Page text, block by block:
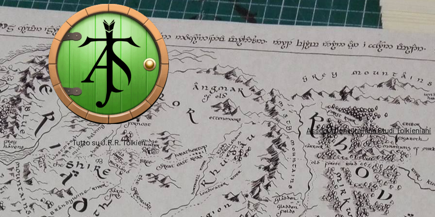
Associazione Italiana Studi Tolkieniani
Tutto su J.R.R. Tolkien